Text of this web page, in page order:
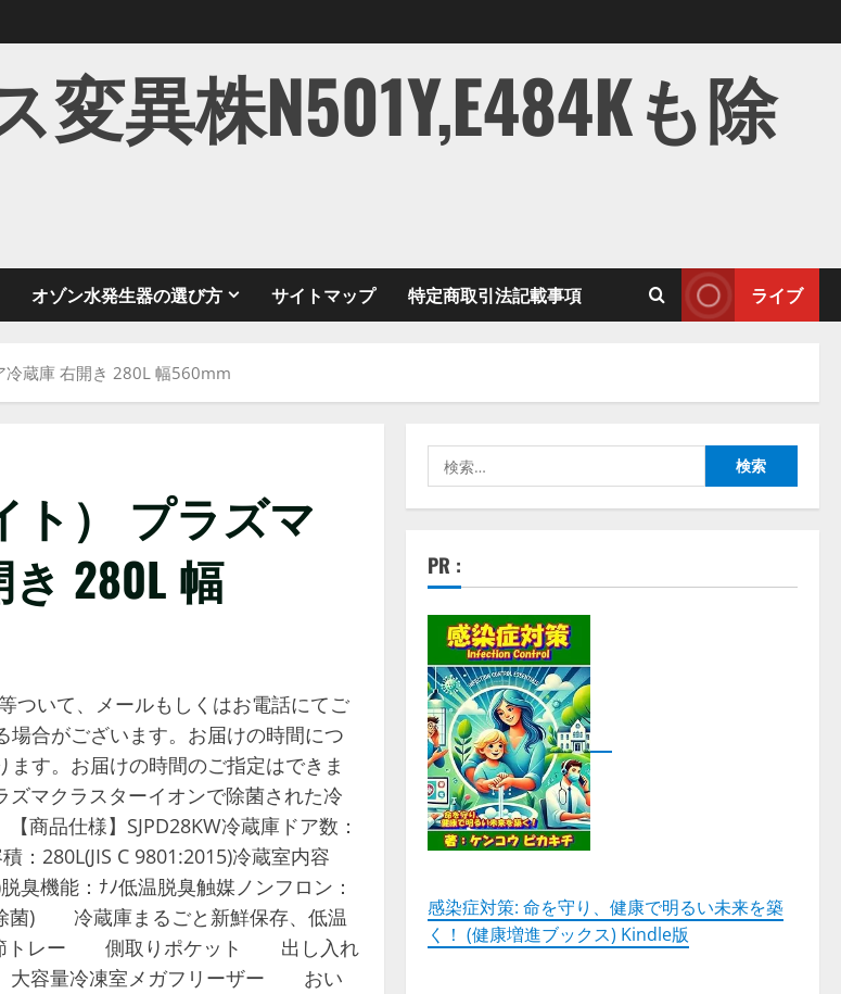
異株N501Y,E484Kも除
オゾン水発生器の選び方 サイトマップ 特定商取引法記載事項 ライブ
冷蔵庫 右開き 280L 幅560mm
ト） プラズマ
280L 幅
ついて、メールもしくはお電話にてご
合がございます。お届けの時間につ
す。お届けの時間のご指定はできま
マクラスターイオンで除菌された冷
商品仕様】SJPD28KW冷蔵庫ドア数：
：280L(JIS C 9801:2015)冷蔵室内容
臭機能：ﾅﾉ低温脱臭触媒ノンフロン：
) 冷蔵庫まるごと新鮮保存、低温
レー 側取りポケット 出し入れ
量冷凍室メガフリーザー おい
索:
PR :
感染症対策: 命を守り、健康で明るい未来を築
く！ (健康増進ブックス) Kindle版